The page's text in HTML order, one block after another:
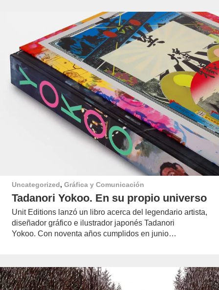
Uncategorized, Gráfica y Comunicación
Tadanori Yokoo. En su propio universo
Unit Editions lanzó un libro acerca del legendario artista,
diseñador gráfico e ilustrador japonés Tadanori
Yokoo. Con noventa años cumplidos en junio…